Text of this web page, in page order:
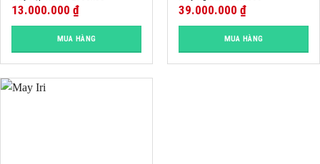
13.000.000 ₫
MUA HÀNG
39.000.000 ₫
MUA HÀNG